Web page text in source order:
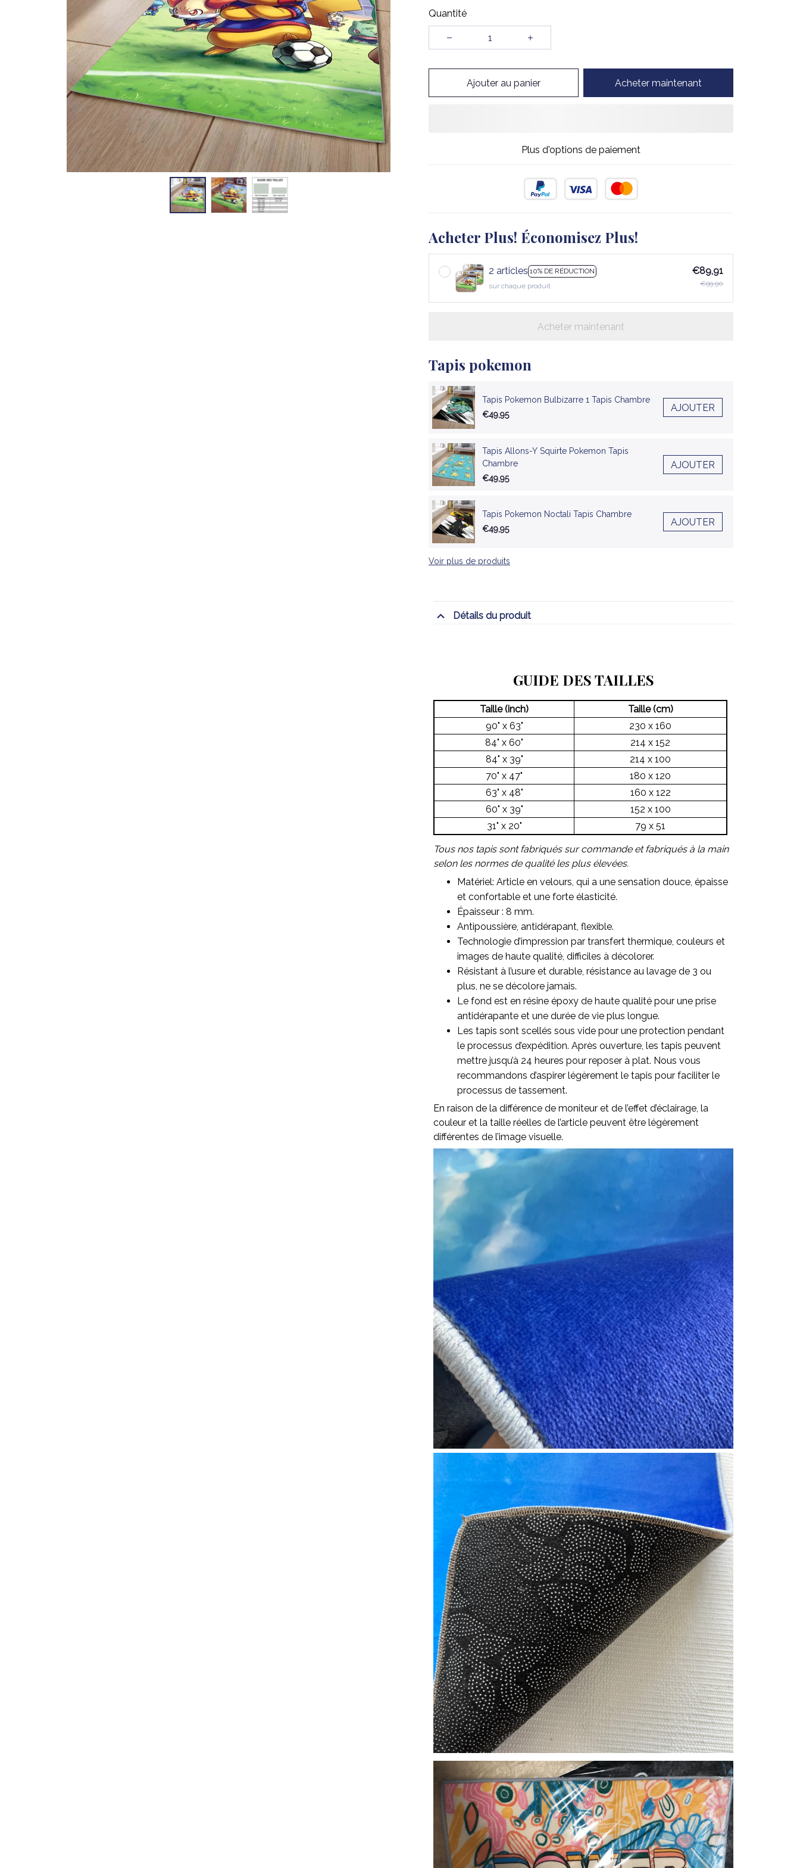
Quantité
Ajouter au panier Acheter maintenant
Plus d'options de paiement
Acheter Plus! Économisez Plus!
2 articles 10% DE RÉDUCTION
sur chaque produit
€89,91
€99,90
Acheter maintenant
Tapis pokemon
Tapis Pokemon Bulbizarre 1 Tapis Chambre
€49,95
AJOUTER
Tapis Allons-Y Squirte Pokemon Tapis
Chambre
€49,95
AJOUTER
Tapis Pokemon Noctali Tapis Chambre
€49,95
AJOUTER
Voir plus de produits
Détails du produit
GUIDE DES TAILLES
Taille (inch)
Taille (cm)
90" x 63"
230 x 160
84" x 60"
214 x 152
84" x 39"
214 x 100
70" x 47"
180 x 120
63" x 48"
160 x 122
60" x 39"
152 x 100
31" x 20"
79 x 51
Tous nos tapis sont fabriqués sur commande et fabriqués à la main
selon les normes de qualité les plus élevées.
Matériel: Article en velours, qui a une sensation douce, épaisse
et confortable et une forte élasticité.
Épaisseur : 8 mm.
Antipoussière, antidérapant, flexible.
Technologie d’impression par transfert thermique, couleurs et
images de haute qualité, difficiles à décolorer.
Résistant à l’usure et durable, résistance au lavage de 3 ou
plus, ne se décolore jamais.
Le fond est en résine époxy de haute qualité pour une prise
antidérapante et une durée de vie plus longue.
Les tapis sont scellés sous vide pour une protection pendant
le processus d’expédition. Après ouverture, les tapis peuvent
mettre jusqu’à 24 heures pour reposer à plat. Nous vous
recommandons d’aspirer légèrement le tapis pour faciliter le
processus de tassement.
En raison de la différence de moniteur et de l’effet d’éclairage, la
couleur et la taille réelles de l’article peuvent être légèrement
différentes de l’image visuelle.